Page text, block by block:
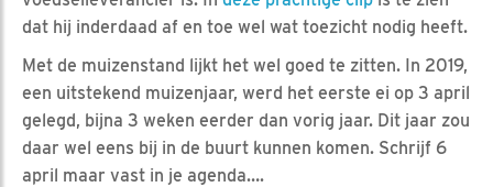
dat hij inderdaad af en toe wel wat toezicht nodig heeft.
Met de muizenstand lijkt het wel goed te zitten. In 2019,
een uitstekend muizenjaar, werd het eerste ei op 3 april
gelegd, bijna 3 weken eerder dan vorig jaar. Dit jaar zou
daar wel eens bij in de buurt kunnen komen. Schrijf 6
april maar vast in je agenda….